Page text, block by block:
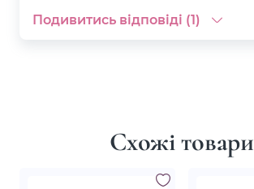
Подивитись відповіді (1)
Схожі товари